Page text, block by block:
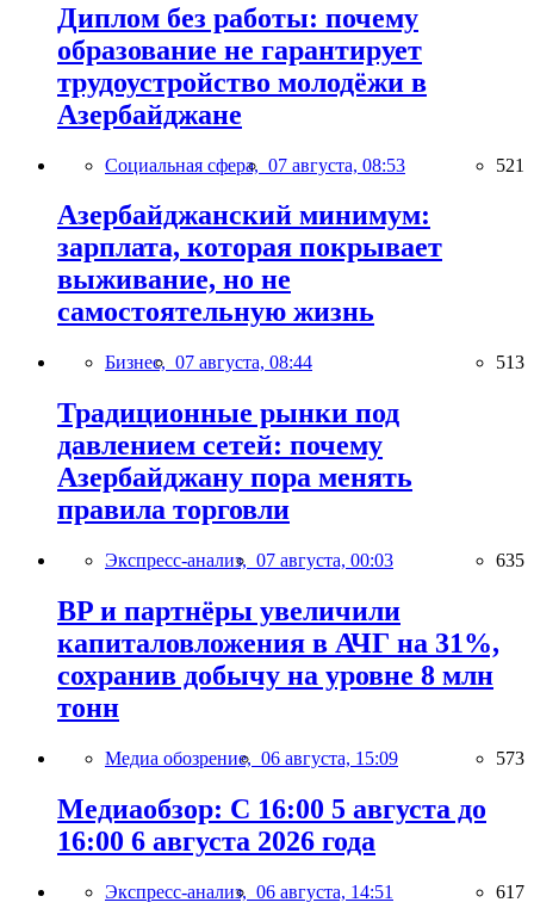
Диплом без работы: почему
образование не гарантирует
трудоустройство молодёжи в
Азербайджане
Социальная сфера, 07 августа, 08:53 521
Азербайджанский минимум:
зарплата, которая покрывает
выживание, но не
самостоятельную жизнь
Бизнес, 07 августа, 08:44 513
Традиционные рынки под
давлением сетей: почему
Азербайджану пора менять
правила торговли
Экспресс-анализ, 07 августа, 00:03 635
BP и партнёры увеличили
капиталовложения в АЧГ на 31%,
сохранив добычу на уровне 8 млн
тонн
Медиа обозрение, 06 августа, 15:09 573
Медиаобзор: С 16:00 5 августа до
16:00 6 августа 2026 года
Экспресс-анализ, 06 августа, 14:51 617